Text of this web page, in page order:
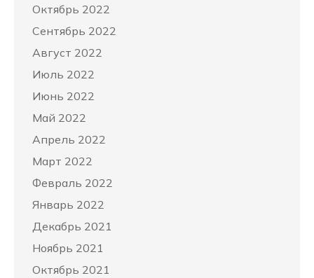
Октябрь 2022
Сентябрь 2022
Август 2022
Июль 2022
Июнь 2022
Май 2022
Апрель 2022
Март 2022
Февраль 2022
Январь 2022
Декабрь 2021
Ноябрь 2021
Октябрь 2021